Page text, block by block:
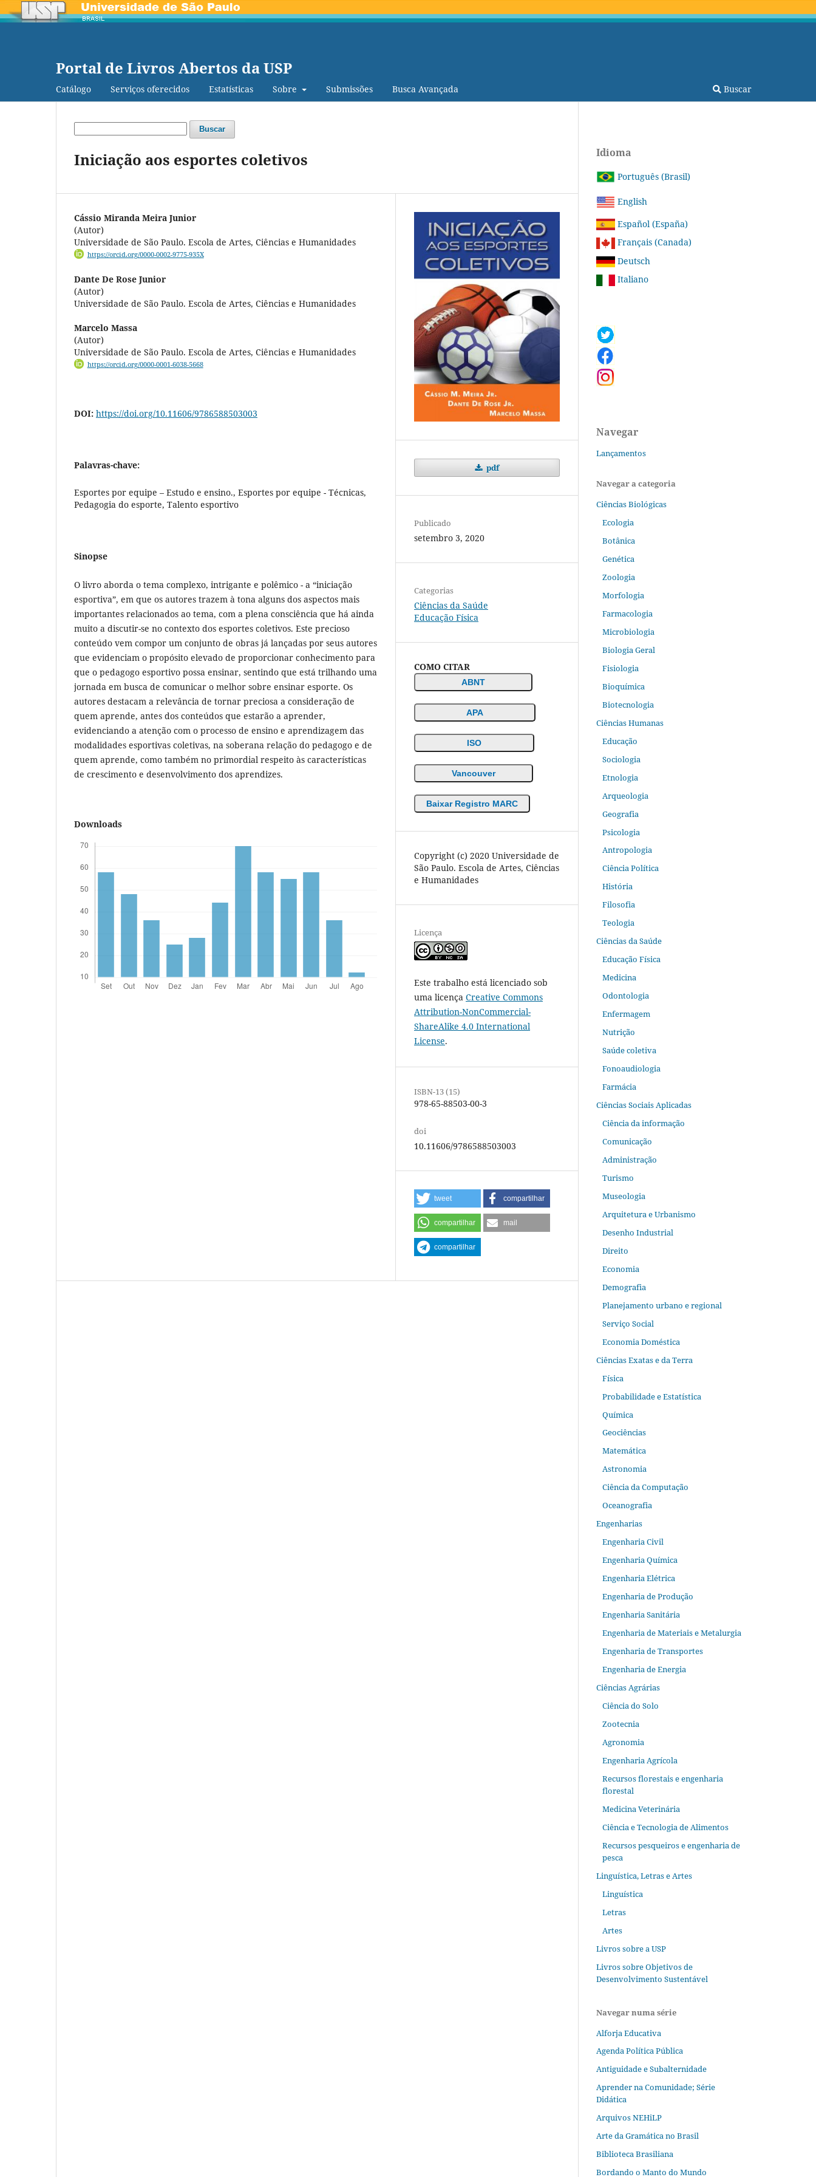
Portal de Livros Abertos da USP
Catálogo Serviços oferecidos Estatísticas Sobre Submissões Busca Avançada Buscar
Buscar
Iniciação aos esportes coletivos
Cássio Miranda Meira Junior
(Autor)
Universidade de São Paulo. Escola de Artes, Ciências e Humanidades
https://orcid.org/0000-0002-9775-935X
Dante De Rose Junior
(Autor)
Universidade de São Paulo. Escola de Artes, Ciências e Humanidades
Marcelo Massa
(Autor)
Universidade de São Paulo. Escola de Artes, Ciências e Humanidades
https://orcid.org/0000-0001-6038-5668
DOI: https://doi.org/10.11606/9786588503003
Palavras-chave:
Esportes por equipe – Estudo e ensino., Esportes por equipe - Técnicas,
Pedagogia do esporte, Talento esportivo
Sinopse
O livro aborda o tema complexo, intrigante e polêmico - a “iniciação
esportiva”, em que os autores trazem à tona alguns dos aspectos mais
importantes relacionados ao tema, com a plena consciência que há ainda
muito a discutir-se no contexto dos esportes coletivos. Este precioso
conteúdo vem compor um conjunto de obras já lançadas por seus autores
que evidenciam o propósito elevado de proporcionar conhecimento para
que o pedagogo esportivo possa ensinar, sentindo que está trilhando uma
jornada em busca de comunicar o melhor sobre ensinar esporte. Os
autores destacam a relevância de tornar preciosa a consideração de
quem aprende, antes dos conteúdos que estarão a aprender,
evidenciando a atenção com o processo de ensino e aprendizagem das
modalidades esportivas coletivas, na soberana relação do pedagogo e de
quem aprende, como também no primordial respeito às características
de crescimento e desenvolvimento dos aprendizes.
Downloads
pdf
Publicado
setembro 3, 2020
Categorias
Ciências da Saúde
Educação Física
COMO CITAR
ABNT
APA
ISO
Vancouver
Baixar Registro MARC
Copyright (c) 2020 Universidade de
São Paulo. Escola de Artes, Ciências
e Humanidades
Licença
Este trabalho está licenciado sob
uma licença Creative Commons
Attribution-NonCommercial-
ShareAlike 4.0 International
License.
ISBN-13 (15)
978-65-88503-00-3
doi
10.11606/9786588503003
tweet compartilhar
compartilhar mail
compartilhar
Idioma
Português (Brasil)
English
Español (España)
Français (Canada)
Deutsch
Italiano
Navegar
Lançamentos
Navegar a categoria
Ciências Biológicas
Ecologia
Botânica
Genética
Zoologia
Morfologia
Farmacologia
Microbiologia
Biologia Geral
Fisiologia
Bioquímica
Biotecnologia
Ciências Humanas
Educação
Sociologia
Etnologia
Arqueologia
Geografia
Psicologia
Antropologia
Ciência Política
História
Filosofia
Teologia
Ciências da Saúde
Educação Física
Medicina
Odontologia
Enfermagem
Nutrição
Saúde coletiva
Fonoaudiologia
Farmácia
Ciências Sociais Aplicadas
Ciência da informação
Comunicação
Administração
Turismo
Museologia
Arquitetura e Urbanismo
Desenho Industrial
Direito
Economia
Demografia
Planejamento urbano e regional
Serviço Social
Economia Doméstica
Ciências Exatas e da Terra
Física
Probabilidade e Estatística
Química
Geociências
Matemática
Astronomia
Ciência da Computação
Oceanografia
Engenharias
Engenharia Civil
Engenharia Química
Engenharia Elétrica
Engenharia de Produção
Engenharia Sanitária
Engenharia de Materiais e Metalurgia
Engenharia de Transportes
Engenharia de Energia
Ciências Agrárias
Ciência do Solo
Zootecnia
Agronomia
Engenharia Agrícola
Recursos florestais e engenharia
florestal
Medicina Veterinária
Ciência e Tecnologia de Alimentos
Recursos pesqueiros e engenharia de
pesca
Linguística, Letras e Artes
Linguística
Letras
Artes
Livros sobre a USP
Livros sobre Objetivos de
Desenvolvimento Sustentável
Navegar numa série
Alforja Educativa
Agenda Política Pública
Antiguidade e Subalternidade
Aprender na Comunidade; Série
Didática
Arquivos NEHiLP
Arte da Gramática no Brasil
Biblioteca Brasiliana
Bordando o Manto do Mundo